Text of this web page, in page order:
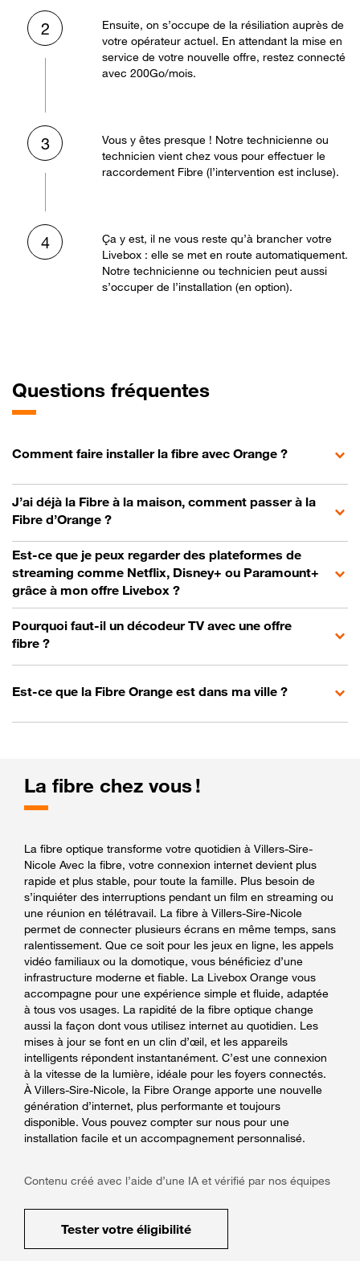
2
Ensuite, on s’occupe de la résiliation auprès de
votre opérateur actuel. En attendant la mise en
service de votre nouvelle offre, restez connecté
avec 200Go/mois.
3
Vous y êtes presque ! Notre technicienne ou
technicien vient chez vous pour effectuer le
raccordement Fibre (l’intervention est incluse).
4
Ça y est, il ne vous reste qu’à brancher votre
Livebox : elle se met en route automatiquement.
Notre technicienne ou technicien peut aussi
s’occuper de l’installation (en option).
Questions fréquentes
Comment faire installer la fibre avec Orange ?
J’ai déjà la Fibre à la maison, comment passer à la
Fibre d’Orange ?
Est-ce que je peux regarder des plateformes de
streaming comme Netflix, Disney+ ou Paramount+
grâce à mon offre Livebox ?
Pourquoi faut-il un décodeur TV avec une offre
fibre ?
Est-ce que la Fibre Orange est dans ma ville ?
La fibre chez vous !
La fibre optique transforme votre quotidien à Villers-Sire-
Nicole Avec la fibre, votre connexion internet devient plus
rapide et plus stable, pour toute la famille. Plus besoin de
s’inquiéter des interruptions pendant un film en streaming ou
une réunion en télétravail. La fibre à Villers-Sire-Nicole
permet de connecter plusieurs écrans en même temps, sans
ralentissement. Que ce soit pour les jeux en ligne, les appels
vidéo familiaux ou la domotique, vous bénéficiez d’une
infrastructure moderne et fiable. La Livebox Orange vous
accompagne pour une expérience simple et fluide, adaptée
à tous vos usages. La rapidité de la fibre optique change
aussi la façon dont vous utilisez internet au quotidien. Les
mises à jour se font en un clin d’œil, et les appareils
intelligents répondent instantanément. C’est une connexion
à la vitesse de la lumière, idéale pour les foyers connectés.
À Villers-Sire-Nicole, la Fibre Orange apporte une nouvelle
génération d’internet, plus performante et toujours
disponible. Vous pouvez compter sur nous pour une
installation facile et un accompagnement personnalisé.
Contenu créé avec l’aide d’une IA et vérifié par nos équipes
Tester votre éligibilité